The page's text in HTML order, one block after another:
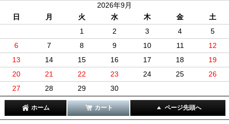
2026年9月
日
月 火 水 木 金
土
1
2 3 4
5
6
7 8 9 10 11
12
13
14 15 16 17 18
19
20
21 22 23 24 25
26
27
28 29 30
ホーム カート ページ先頭へ